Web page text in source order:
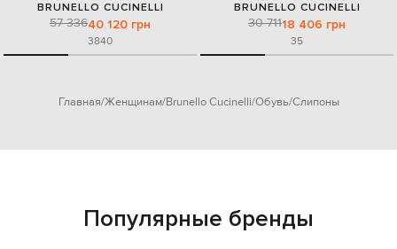
BRUNELLO CUCINELLI
57 33640 120 грн
3840
BRUNELLO CUCINELLI
30 71118 406 грн
35
Главная Женщинам Brunello Cucinelli Обувь Слипоны
Популярные бренды